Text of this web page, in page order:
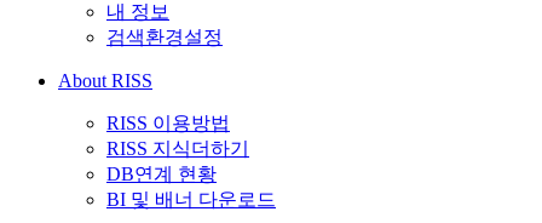
내 정보
검색환경설정
About RISS
RISS 이용방법
RISS 지식더하기
DB연계 현황
BI 및 배너 다운로드